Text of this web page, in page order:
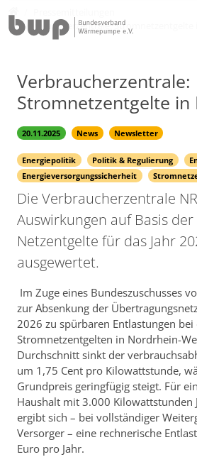
Verbraucherzentrale: Stromnetzentgelte
Verbraucherzentrale:
Stromnetzentgelte in
20.11.2025 News Newsletter
Energiepolitik Politik & Regulierung
Energieversorgungssicherheit
Die Verbraucherzentrale
Auswirkungen auf Basis
Netzentgelte für das Jahr
ausgewertet.
Im Zuge eines Bundeszuschusses
zur Absenkung der
2026 zu spürbaren Entlastungen bei
Stromnetzentgelten in Nordrhein-
Durchschnitt sinkt der
um 1,75 Cent pro Kilowattstunde,
Grundpreis geringfügig steigt. Für
Haushalt mit 3.000 Kilowattstunden
ergibt sich – bei vollständiger
Versorger – eine rechnerische
Euro pro Jahr.